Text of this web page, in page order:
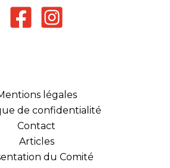
légales
de confidentialité
Contact
Articles
du Comité